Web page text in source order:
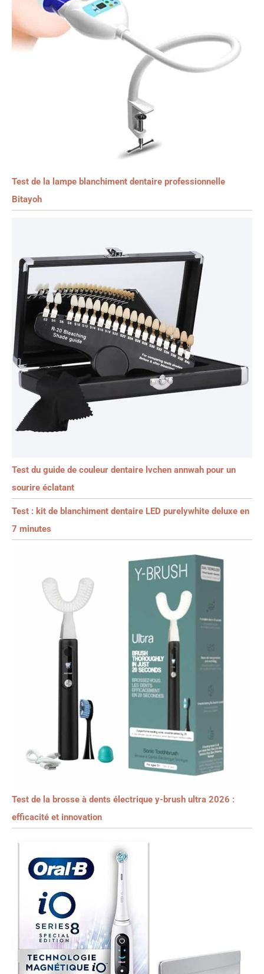
Test de la lampe blanchiment dentaire professionnelle
Bitayoh
Test du guide de couleur dentaire lvchen annwah pour un
sourire éclatant
Test : kit de blanchiment dentaire LED purelywhite deluxe en
7 minutes
Test de la brosse à dents électrique y-brush ultra 2026 :
efficacité et innovation